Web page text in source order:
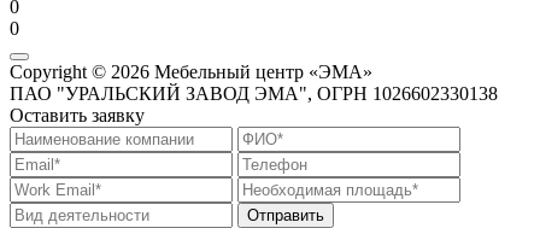
0
0
Copyright © 2026 Мебельный центр «ЭМА»
ПАО "УРАЛЬСКИЙ ЗАВОД ЭМА", ОГРН 1026602330138
Оставить заявку
Отправить